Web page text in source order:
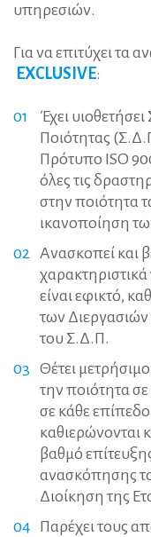
υπηρεσιών.
Για να επιτύχει τα
EXCLUSIVE:
Έχει
Ποιότητας
Πρότυπο ISO
όλες τις
στην ποιότητα
ικανοποίηση
Ανασκοπεί και
είναι εφικτό,
των Διεργασιών
του Σ.Δ.Π.
Θέτει
την ποιότητα
σε κάθε
καθιερώνονται
βαθμό
ανασκόπησης
Διοίκηση της
Παρέχει τους